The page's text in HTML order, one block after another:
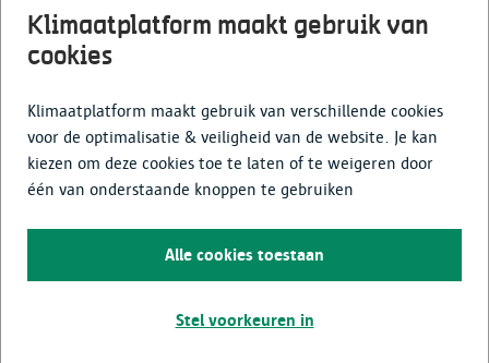
Werken rond milieu en klimaat opschool
Lees meer
Klimaatplatform maakt gebruik van
cookies
Klimaatplatform maakt gebruik van verschillende cookies
voor de optimalisatie & veiligheid van de website. Je kan
kiezen om deze cookies toe te laten of te weigeren door
één van onderstaande knoppen te gebruiken
Alle cookies toestaan
Stel voorkeuren in